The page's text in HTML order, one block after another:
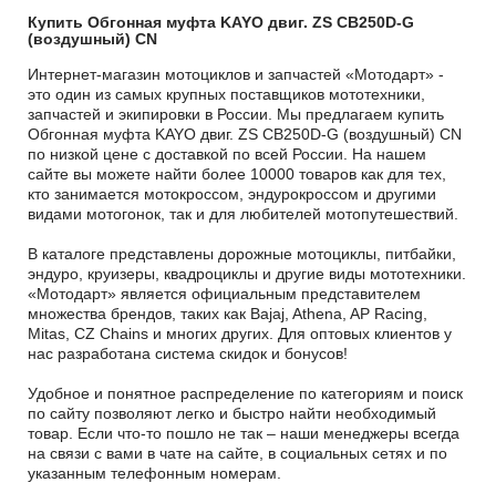
Купить Обгонная муфта KAYO двиг. ZS CB250D-G
(воздушный) CN
Интернет-магазин мотоциклов и запчастей «Мотодарт» -
это один из самых крупных поставщиков мототехники,
запчастей и экипировки в России. Мы предлагаем купить
Обгонная муфта KAYO двиг. ZS CB250D-G (воздушный) CN
по низкой цене с доставкой по всей России. На нашем
сайте вы можете найти более 10000 товаров как для тех,
кто занимается мотокроссом, эндурокроссом и другими
видами мотогонок, так и для любителей мотопутешествий.
В каталоге представлены дорожные мотоциклы, питбайки,
эндуро, круизеры, квадроциклы и другие виды мототехники.
«Мотодарт» является официальным представителем
множества брендов, таких как Bajaj, Athena, AP Racing,
Mitas, CZ Chains и многих других. Для оптовых клиентов у
нас разработана система скидок и бонусов!
Удобное и понятное распределение по категориям и поиск
по сайту позволяют легко и быстро найти необходимый
товар. Если что-то пошло не так – наши менеджеры всегда
на связи с вами в чате на сайте, в социальных сетях и по
указанным телефонным номерам.